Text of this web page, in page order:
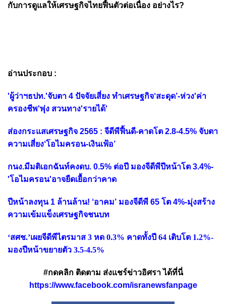
กับการดูแลให้เศรษฐกิจไทยฟื้นตัวต่อเนื่อง อย่างไร?
อ่านประกอบ :
'ผู้ว่าฯธปท.'จับตา 4 ปัจจัยเสี่ยง ทำเศรษฐกิจ‘สะดุด’-ห่วง'ค่า
ครองชีพ'พุ่ง สวนทาง'รายได้'
ส่องกระแสเศรษฐกิจ 2565 : จีดีพีฟื้นดี-คาดโต 2.8-4.5% จับตา
ความเสี่ยง‘โอไมครอน-เงินเฟ้อ’
กนง.มีมติเอกฉันท์คงดบ. 0.5% ต่อปี มองจีดีพีปีหน้าโต 3.4%-
'โอไมครอน'อาจยืดเยื้อกว่าคาด
ปีหน้าลงทุน 1 ล้านล้าน! ‘อาคม’ มองจีดีพี 65 โต 4%-มุ่งสร้าง
ความเข้มแข็งเศรษฐกิจชนบท
‘สศช.’เผยจีดีพีไตรมาส 3 หด 0.3% คาดทั้งปี 64 เติบโต 1.2%-
มองปีหน้าขยายตัว 3.5-4.5%
#กดคลิก ติดตาม ส่งแชร์ข่าวอิศรา ได้ที่นี่
https://www.facebook.com/isranewsfanpage